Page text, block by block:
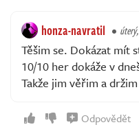
honza-navratil
Těšim se. Dokázat mít
10/10 her dokáže v
Takže jim věřim a
Odpovědět